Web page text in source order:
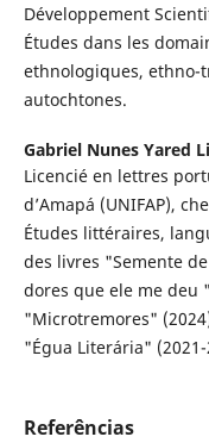
Développement
Études dans les
ethnologiques, ethno-
autochtones.
Gabriel Nunes Yared
Licencié en lettres
d’Amapá (UNIFAP),
Études littéraires,
des livres "Semente
dores que ele me deu
"Microtremores"
"Égua Literária"
Referências